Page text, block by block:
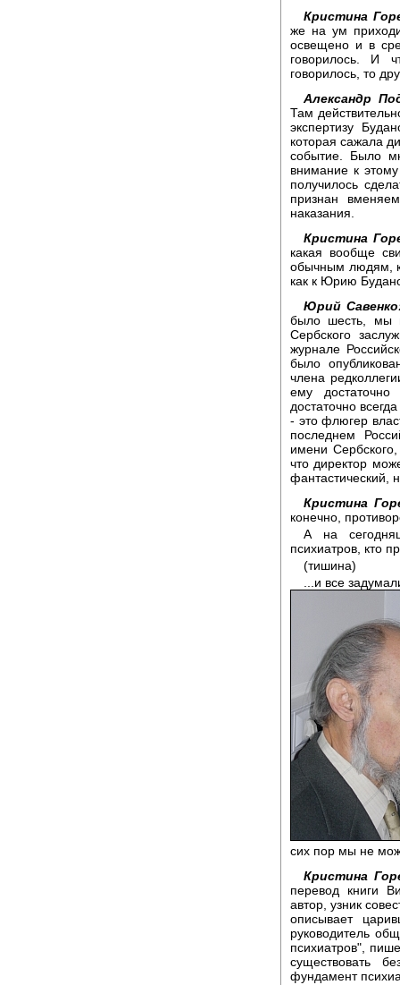
Кристина
же на ум
освещено и в
говорилось. И
говорилось, то
Александр
Там
экспертизу
которая сажала
событие. Было
внимание к
получилось
признан
наказания.
Кристина
какая вообще
обычным людям, к
как к Юрию
Юрий
было шесть, мы
Сербского
журнале
было
члена
ему
достаточно
- это флюгер
последнем
имени
что директор
фантастический,
Кристина
конечно,
А на
психиатров, кто
(тишина)
...и все
сих пор мы не
Кристина
перевод книги
автор, узник
описывает
руководитель
психиатров",
существовать
фундамент